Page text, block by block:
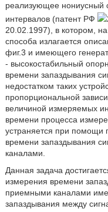
реализующее нониусный
интервалов (патент РФ
20.02.1997), в котором,
способа излагается
фиг.3 и имеющего
- высокостабильный
времени запаздывания
недостатком таких
пропорциональной
величиной измеряемых
времени процесса
устраняется при помощи
времени запаздывания
каналами.
Данная задача
измерения времени
приемными каналами
запаздывания между